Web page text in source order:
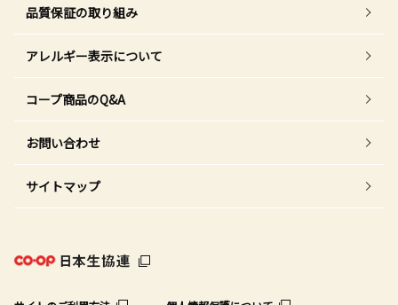
品質保証の取り組み
アレルギー表示について
コープ商品のQ&A
お問い合わせ
サイトマップ